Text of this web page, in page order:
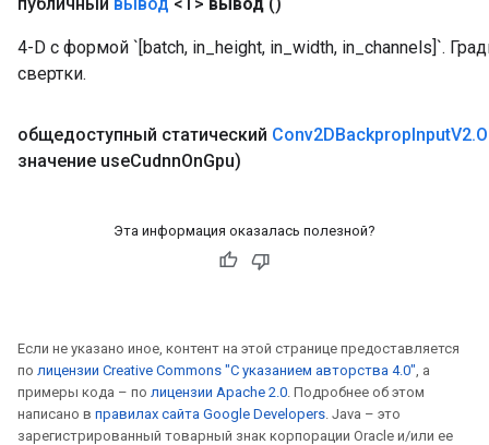
4-D с формой `[batch, in_height, in_width, in_channels]`.
свертки.
общедоступный статический Conv2DBackpropInputV2.
значение useCudnnOnGpu)
Эта информация оказалась полезной?
Если не указано иное, контент на этой странице предоставляется
по лицензии Creative Commons "С указанием авторства 4.0", а
примеры кода – по лицензии Apache 2.0. Подробнее об этом
написано в правилах сайта Google Developers. Java – это
зарегистрированный товарный знак корпорации Oracle и/или ее